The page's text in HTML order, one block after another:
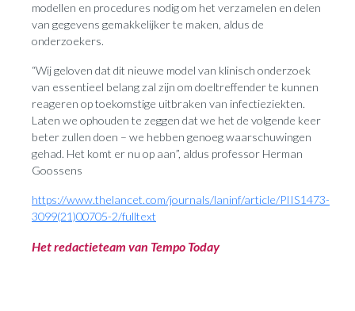
modellen en procedures nodig om het verzamelen en delen
van gegevens gemakkelijker te maken, aldus de
onderzoekers.
“Wij geloven dat dit nieuwe model van klinisch onderzoek
van essentieel belang zal zijn om doeltreffender te kunnen
reageren op toekomstige uitbraken van infectieziekten.
Laten we ophouden te zeggen dat we het de volgende keer
beter zullen doen – we hebben genoeg waarschuwingen
gehad. Het komt er nu op aan”, aldus professor Herman
Goossens
https://www.thelancet.com/journals/laninf/article/PIIS1473-
3099(21)00705-2/fulltext
Het redactieteam van Tempo Today